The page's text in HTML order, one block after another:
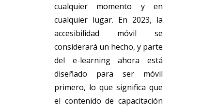
cualquier momento y en
cualquier lugar. En 2023, la
accesibilidad móvil se
considerará un hecho, y parte
del e-learning ahora está
diseñado para ser móvil
primero, lo que significa que
el contenido de capacitación